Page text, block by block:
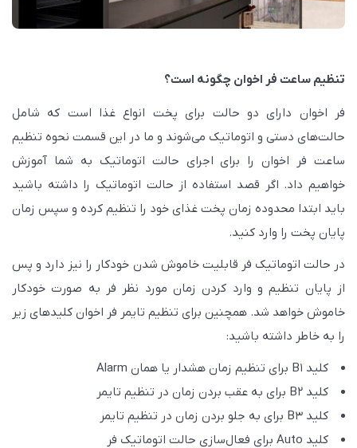
تنظیم ساعت فر اخوان چگونه است؟
فر اخوان دارای دو حالت برای پخت انواع غذا است که شامل
حالت‌های دستی و اتوماتیک می‌شوند و ما در این قسمت نحوه تنظیم
ساعت فر اخوان را برای اجرای حالت اتوماتیک به شما آموزش
خواهیم داد. اگر قصد استفاده از حالت اتوماتیک را داشته باشید
باید ابتدا محدوده زمان پخت غذای خود را تنظیم کرده و سپس زمان
پایان پخت را وارد کنید.
در حالت اتوماتیک فر قابلیت خاموش شدن خودکار را نیز دارد و پس
از پایان تنظیم و وارد کردن زمان مورد نظر فر به صورت خودکار
خاموش خواهد شد. همچنین برای تنظیم تایمر فر اخوان کلیدهای زیر
را به خاطر داشته باشید:
کلید B1 برای تنظیم زمان هشدار یا همان Alarm
کلید B2 برای به عقب بردن زمان در تنظیم تایمر
کلید B3 برای به جلو بردن زمان در تنظیم تایمر
کلید Auto برای فعال‌سازی حالت اتوماتیک فر